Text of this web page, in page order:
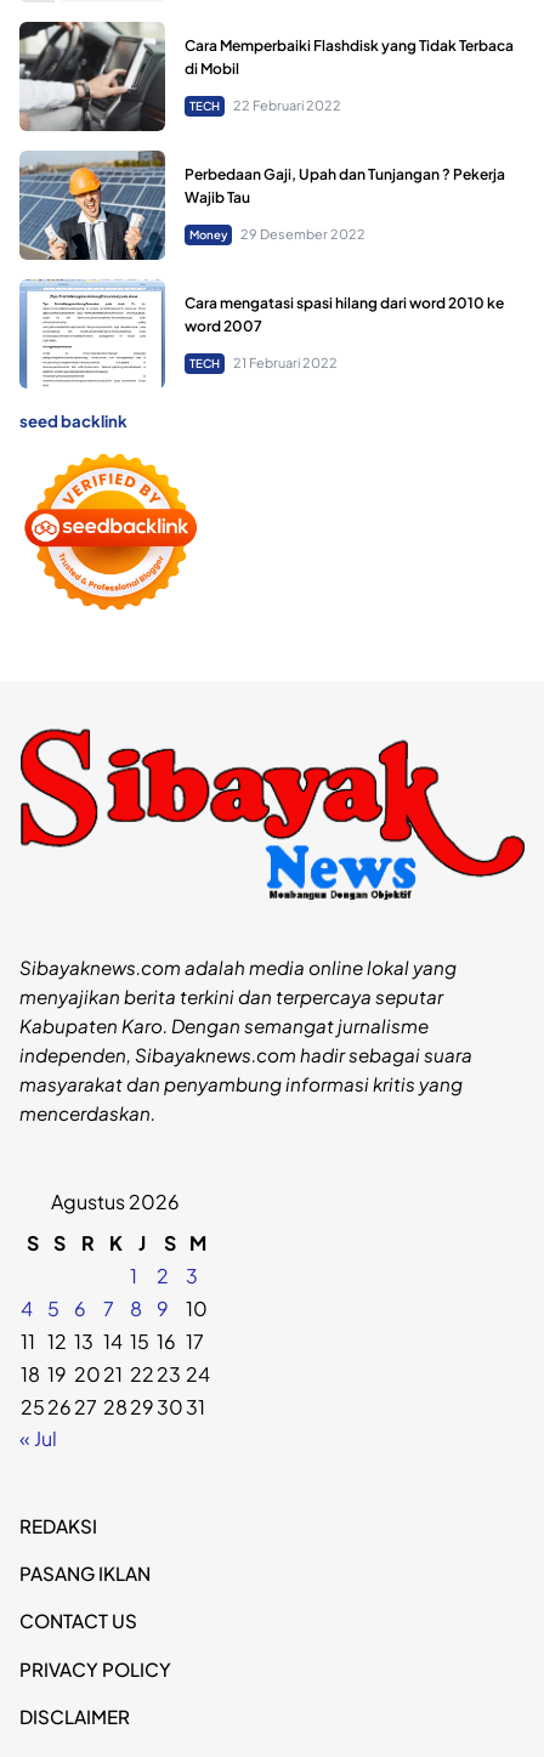
Cara Memperbaiki Flashdisk yang Tidak Terbaca
di Mobil
TECH 22 Februari 2022
Perbedaan Gaji, Upah dan Tunjangan ? Pekerja
Wajib Tau
Money 29 Desember 2022
Cara mengatasi spasi hilang dari word 2010 ke
word 2007
TECH 21 Februari 2022
seed backlink
Sibayaknews.com adalah media online lokal yang
menyajikan berita terkini dan terpercaya seputar
Kabupaten Karo. Dengan semangat jurnalisme
independen, Sibayaknews.com hadir sebagai suara
masyarakat dan penyambung informasi kritis yang
mencerdaskan.
Agustus 2026
S S R K J S M
1
2
3
4
5 6 7 8 9
10
11 12 13 14 15 16 17
18 19 2021 2223 24
252627 28293031
« Jul
REDAKSI
PASANG IKLAN
CONTACT US
PRIVACY POLICY
DISCLAIMER